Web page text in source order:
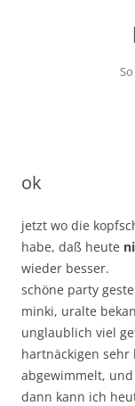
ok
jetzt wo die
habe, daß heute
wieder besser.
schöne party
minki, uralte
unglaublich viel
hartnäckigen
abgewimmelt,
dann kann ich